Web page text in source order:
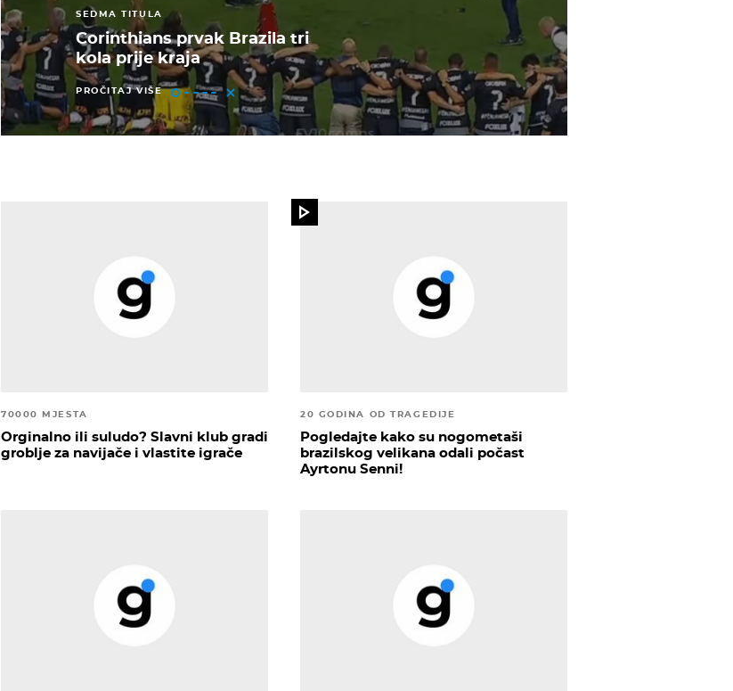
SEDMA TITULA
Corinthians prvak Brazila tri
kola prije kraja
PROČITAJ VIŠE
70000 MJESTA
Orginalno ili suludo? Slavni klub gradi
groblje za navijače i vlastite igrače
20 GODINA OD TRAGEDIJE
Pogledajte kako su nogometaši
brazilskog velikana odali počast
Ayrtonu Senni!